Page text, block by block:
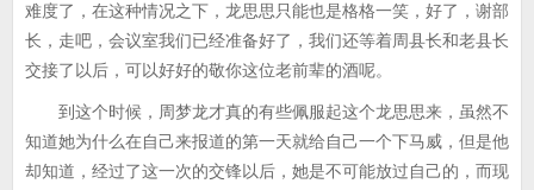
难度了，在这种情况之下，龙思思只能也是格格一笑，好了，谢部
长，走吧，会议室我们已经准备好了，我们还等着周县长和老县长
交接了以后，可以好好的敬你这位老前辈的酒呢。
到这个时候，周梦龙才真的有些佩服起这个龙思思来，虽然不
知道她为什么在自己来报道的第一天就给自己一个下马威，但是他
却知道，经过了这一次的交锋以后，她是不可能放过自己的，而现